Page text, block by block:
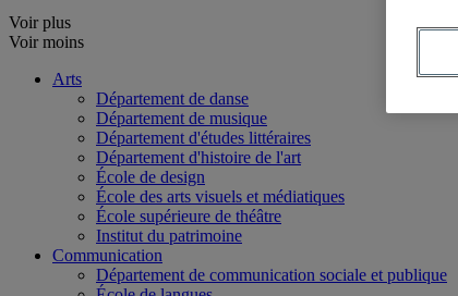
Voir plus
Voir moins
Arts
Département de danse
Département de musique
Département d'études littéraires
Département d'histoire de l'art
École de design
École des arts visuels et médiatiques
École supérieure de théâtre
Institut du patrimoine
Communication
Département de communication sociale et publique